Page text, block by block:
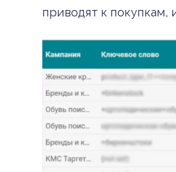
приводят к покупкам,